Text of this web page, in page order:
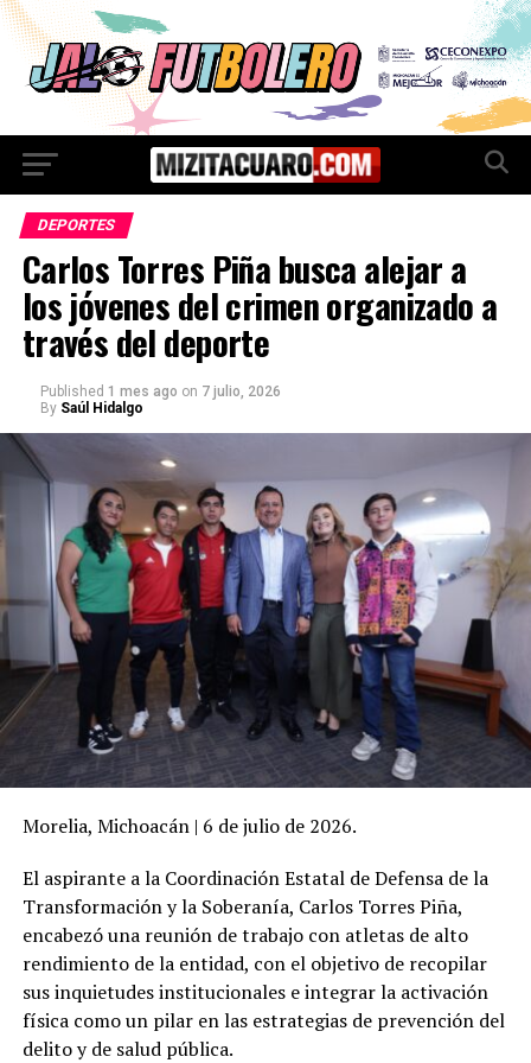
DEPORTES
Carlos Torres Piña busca alejar a
los jóvenes del crimen organizado a
través del deporte
Published 1 mes ago on 7 julio, 2026
By Saúl Hidalgo
Morelia, Michoacán | 6 de julio de 2026.
El aspirante a la Coordinación Estatal de Defensa de la
Transformación y la Soberanía, Carlos Torres Piña,
encabezó una reunión de trabajo con atletas de alto
rendimiento de la entidad, con el objetivo de recopilar
sus inquietudes institucionales e integrar la activación
física como un pilar en las estrategias de prevención del
delito y de salud pública.